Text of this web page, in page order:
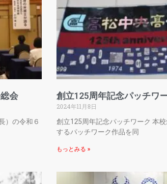
会
）の令和６
創立125周年記念パッチワ
2024年11月8日
創立125周年記念パッチワーク 本
するパッチワーク作品を同
もっとみる »